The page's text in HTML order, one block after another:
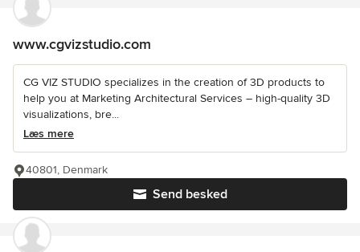
www.cgvizstudio.com
CG VIZ STUDIO specializes in the creation of 3D products to
help you at Marketing Architectural Services – high-quality 3D
visualizations, bre...
Læs mere
Send besked
40801, Denmark